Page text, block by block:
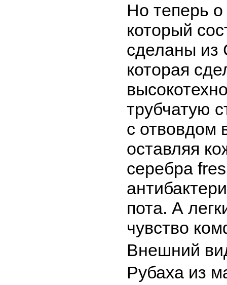
Но теперь
который
сделаны из
которая
трубчатую
с отвовдом
оставляя
серебра
пота. А
чувство
Внешний
Рубаха из